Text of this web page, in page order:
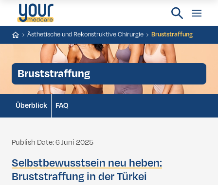
Ästhetische und Rekonstruktive Chirurgie Bruststraffung
Bruststraffung
Überblick FAQ
Publish Date: 6 Juni 2025
Selbstbewusstsein neu heben:
Bruststraffung in der Türkei